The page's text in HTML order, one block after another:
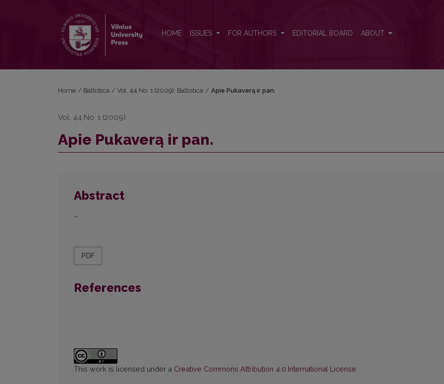
HOME ISSUES FOR AUTHORS EDITORIAL BOARD ABOUT
Home / Baltistica / Vol. 44 No. 1 (2009): Baltistica / Apie Pukaverą ir pan.
Vol. 44 No. 1 (2009)
Apie Pukaverą ir pan.
Abstract
–
PDF
References
This work is licensed under a Creative Commons Attribution 4.0 International License